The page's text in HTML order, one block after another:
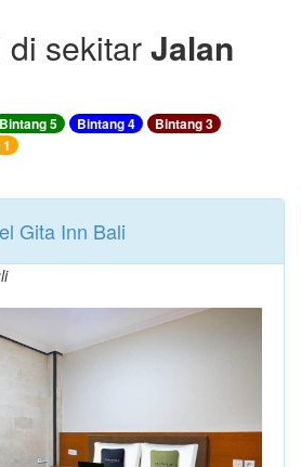
di sekitarJalan
Bintang 5 Bintang 4
Bintang 3
Gita Inn Bali